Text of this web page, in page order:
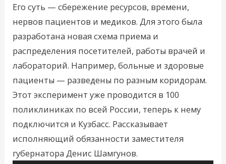
Его суть — сбережение ресурсов, времени,
нервов пациентов и медиков. Для этого была
разработана новая схема приема и
распределения посетителей, работы врачей и
лабораторий. Например, больные и здоровые
пациенты — разведены по разным коридорам.
Этот эксперимент уже проводится в 100
поликлиниках по всей России, теперь к нему
подключится и Кузбасс. Рассказывает
исполняющий обязанности заместителя
губернатора Денис Шамгунов.